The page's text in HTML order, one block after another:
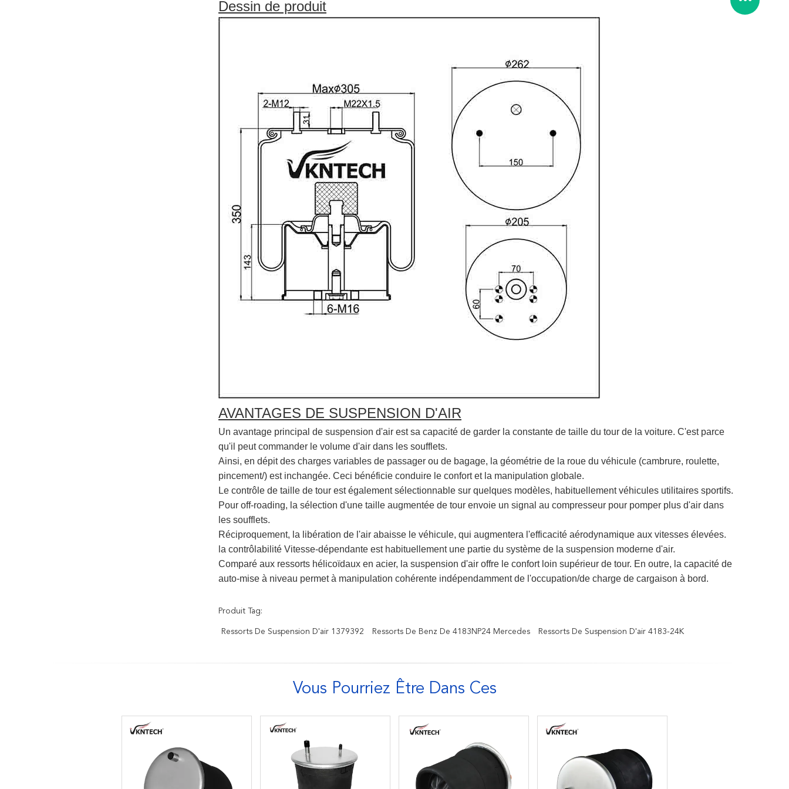
Dessin de produit
AVANTAGES DE SUSPENSION D'AIR
Un avantage principal de suspension d'air est sa capacité de garder la constante de taille du tour de la voiture. C'est parce
qu'il peut commander le volume d'air dans les soufflets.
Ainsi, en dépit des charges variables de passager ou de bagage, la géométrie de la roue du véhicule (cambrure, roulette,
pincement/) est inchangée. Ceci bénéficie conduire le confort et la manipulation globale.
Le contrôle de taille de tour est également sélectionnable sur quelques modèles, habituellement véhicules utilitaires sportifs.
Pour off-roading, la sélection d'une taille augmentée de tour envoie un signal au compresseur pour pomper plus d'air dans
les soufflets.
Réciproquement, la libération de l'air abaisse le véhicule, qui augmentera l'efficacité aérodynamique aux vitesses élevées.
la contrôlabilité Vitesse-dépendante est habituellement une partie du système de la suspension moderne d'air.
Comparé aux ressorts hélicoïdaux en acier, la suspension d'air offre le confort loin supérieur de tour. En outre, la capacité de
auto-mise à niveau permet à manipulation cohérente indépendamment de l'occupation/de charge de cargaison à bord.
Produit Tag:
Ressorts De Suspension D'air 1379392 Ressorts De Benz De 4183NP24 Mercedes Ressorts De Suspension D'air 4183-24K
Vous Pourriez Être Dans Ces